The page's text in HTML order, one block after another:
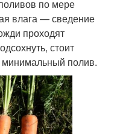
по мере
влага — сведение
проходят
стоит
минимальный полив.